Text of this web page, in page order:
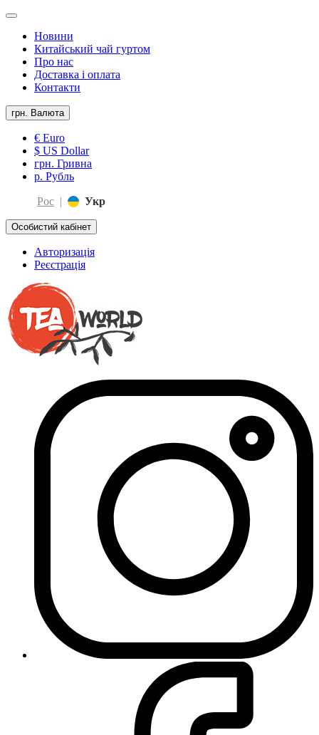
Новини
Китайський чай гуртом
Про нас
Доставка і оплата
Контакти
грн. Валюта
€ Euro
$ US Dollar
грн. Гривна
р. Рубль
Рос | Укр
Особистий кабінет
Авторизація
Реєстрація